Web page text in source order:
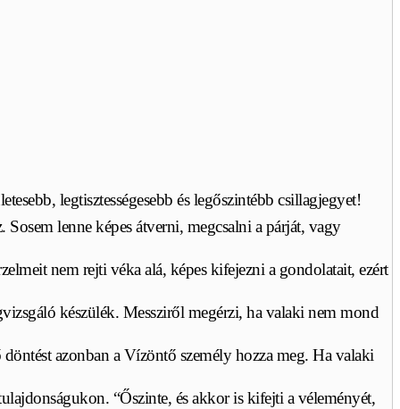
legtisztességesebb és legőszintébb csillagjegyet!
lenne képes átverni, megcsalni a párját, vagy
nem rejti véka alá, képes kifejezni a gondolatait, ezért
készülék. Messziről megérzi, ha valaki nem mond
azonban a Vízöntő személy hozza meg. Ha valaki
“Őszinte, és akkor is kifejti a véleményét,